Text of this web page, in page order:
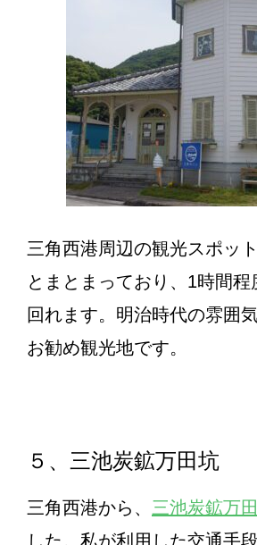
三角西港周辺の観光スポッ
とまとまっており、1時間程
回れます。明治時代の雰囲
お勧め観光地です。
５、三池炭鉱万田坑
三角西港から、 三池炭鉱万
した。私が利用した交通手